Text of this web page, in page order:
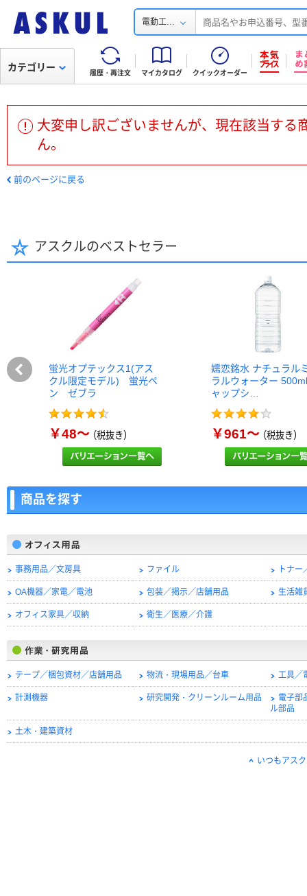
電動工...
履歴・再注文 マイカタログ クイックオーダー
カテゴリー
大変申し訳ございませんが、現在該当する
ん。
前のページに戻る
アスクルのベストセラー
蛍光オプテックス1(アス
クル限定モデル) 蛍光ペ
ン ゼブラ
￥48～（税抜き）
嬬恋銘水 ナチュラル
ラルウォーター
ャップシ…
￥961～（税抜き）
商品を探す
事務用品／文房具 ファイル トナ
OA機器／家電／電池 包装／掲示／店舗用品 生活雑
オフィス家具／収納 衛生／医療／介護
テープ／梱包資材／店舗用品 物流・現場用品／台車 工具／
計測機器 研究開発・クリーンルーム用品
電子部
ル部品
土木・建築資材
いつもアス